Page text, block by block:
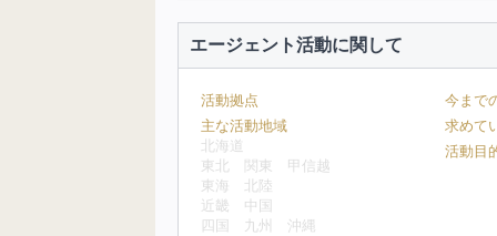
エージェント活動に関して
活動拠点
主な活動地域
北海道
東北
関東
甲信越
東海
北陸
近畿
中国
四国
九州
沖縄
今まで
求めて
活動目